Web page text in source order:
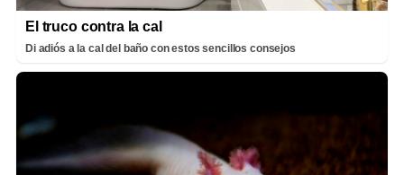
El truco contra la cal
Di adiós a la cal del baño con estos sencillos consejos